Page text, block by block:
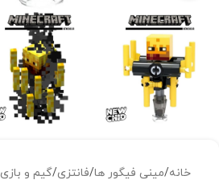
خانه/مینی فیگور ها/فانتزی/گیم و بازی